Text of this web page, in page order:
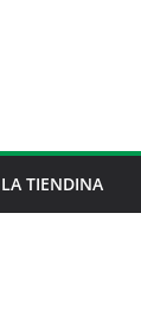
LA TIENDINA